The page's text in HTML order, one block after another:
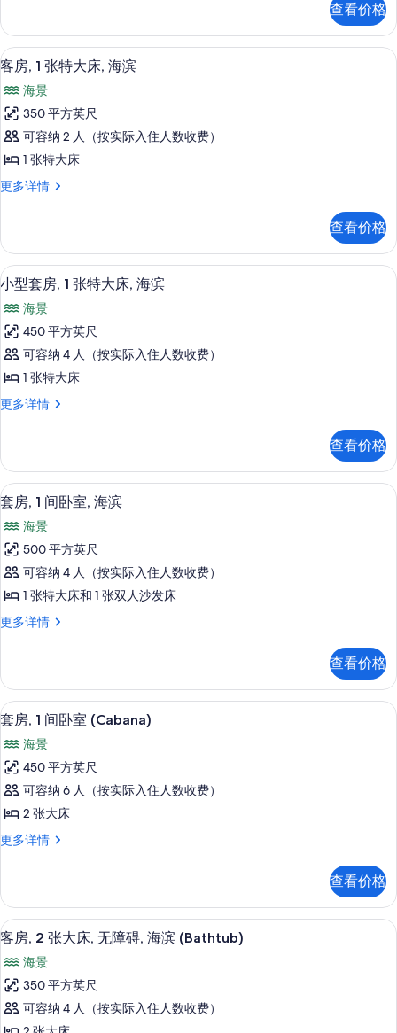
Shower)
的
所
有
照
片
更
多
信
息
床
(Sunset
View)
的
所
有
照
片
特
大
床
View)
更
多
信
息
查看价格
显
客
房,
1
张
特
床,
海
滨
的
所
有
照
片
高档床上用品、加厚床垫、客房内保
8
客房, 1 张特大床, 海滨
海景
350 平方英尺
可容纳 2 人（按实际入住人数收费）
1 张特大床
更多详情
客
特
大
床,
滨
更
多
信
息
查看价格
显
小
型
套
1
特
大
床,
海
滨
的
所
有
高档床上用品、加厚床垫、客房内保
9
小型套房, 1 张特大床, 海滨
海景
450 平方英尺
可容纳 4 人（按实际入住人数收费）
1 张特大床
更多详情
小
1
张
特
床,
海
滨
更
多
息
查看价格
显
套
房,
1
间
卧
海
滨
的
所
有
照
片
高档床上用品、加厚床垫、客房内保
8
套房, 1 间卧室, 海滨
海景
500 平方英尺
可容纳 4 人（按实际入住人数收费）
1 张特大床和 1 张双人沙发床
更多详情
套
卧
室,
海
更
多
信
息
查看价格
显
套
房,
1
间
卧
(Cabana)
的
所
有
照
片
套房, 1 间卧室 (Cabana) | 高档床上用
15
套房, 1 间卧室 (Cabana)
海景
450 平方英尺
可容纳 6 人（按实际入住人数收费）
2 张大床
更多详情
套
卧
室
(Cabana)
多
信
息
查看价格
显
客
房,
2
高档床上用品、加厚床垫、客房内保
9
客房, 2 张大床, 无障碍, 海滨 (Bathtub)
海景
350 平方英尺
可容纳 4 人（按实际入住人数收费）